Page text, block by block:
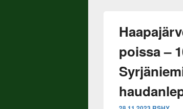
poissa –